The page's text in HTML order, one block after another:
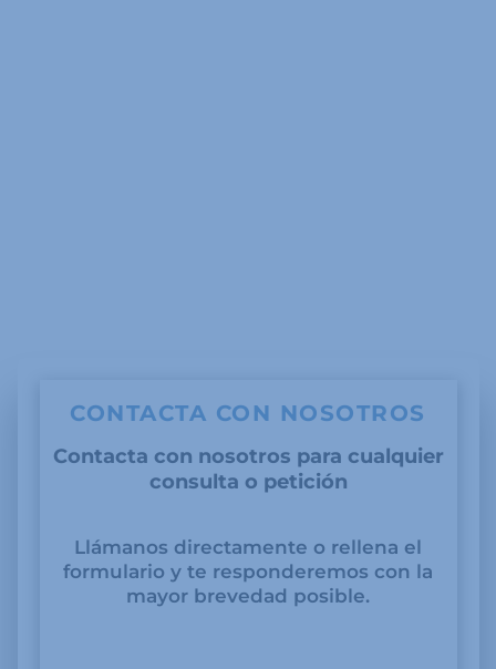
CONTACTA CON NOSOTROS
Contacta con nosotros para cualquier
consulta o petición
Llámanos directamente o rellena el
formulario y te responderemos con la
mayor brevedad posible.